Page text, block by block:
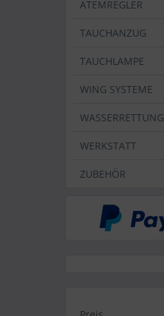
ATEMREGLER
TAUCHANZUG
TAUCHLAMPE
WING SYSTEME
WASSERRETTUNG
WERKSTATT
ZUBEHÖR